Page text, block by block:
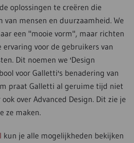
oplossingen te creëren die
van mensen en duurzaamheid. We
een "mooie vorm", maar richten
voor de gebruikers van
Dit noemen we 'Design
voor Galletti's benadering van
praat Galletti al geruime tijd niet
over Advanced Design. Dit zie je
ze maken.
kun je alle mogelijkheden bekijken